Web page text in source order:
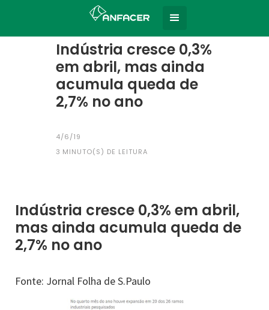
Todas as notícias
Indústria cresce 0,3%
em abril, mas ainda
acumula queda de
2,7% no ano
4/6/19
3 MINUTO(S) DE LEITURA
Indústria cresce 0,3% em abril,
mas ainda acumula queda de
2,7% no ano
Fonte: Jornal Folha de S.Paulo